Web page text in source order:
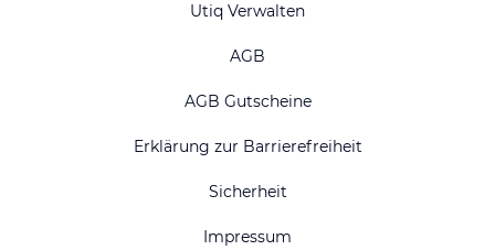
Utiq Verwalten
AGB
AGB Gutscheine
Erklärung zur Barrierefreiheit
Sicherheit
Impressum